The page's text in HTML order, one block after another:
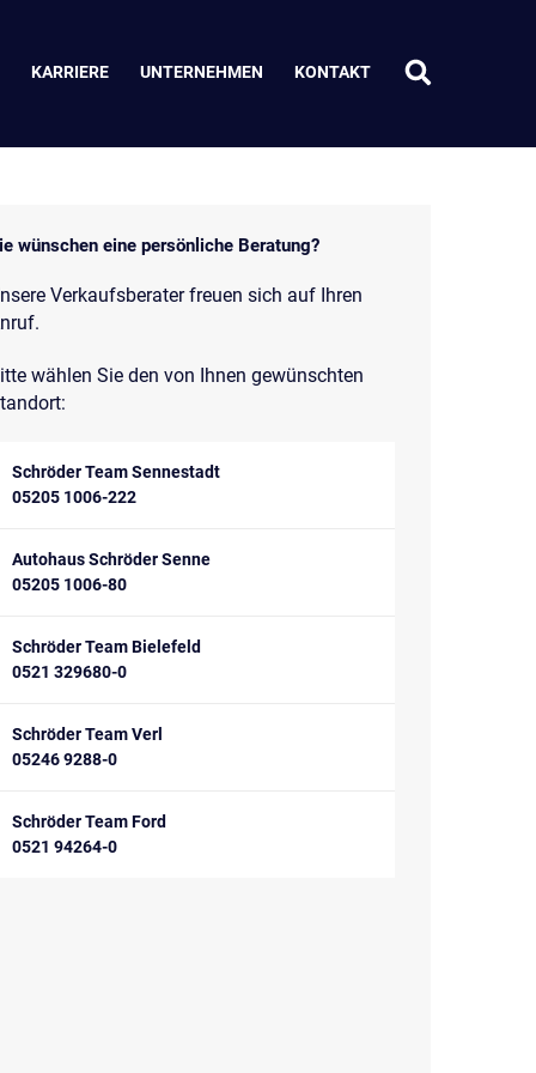
KARRIERE UNTERNEHMEN KONTAKT
wünschen eine persönliche Beratung?
Verkaufsberater freuen sich auf Ihren
wählen Sie den von Ihnen gewünschten
Schröder Team Sennestadt
05205 1006-222
Autohaus Schröder Senne
05205 1006-80
Schröder Team Bielefeld
0521 329680-0
Schröder Team Verl
05246 9288-0
Schröder Team Ford
0521 94264-0